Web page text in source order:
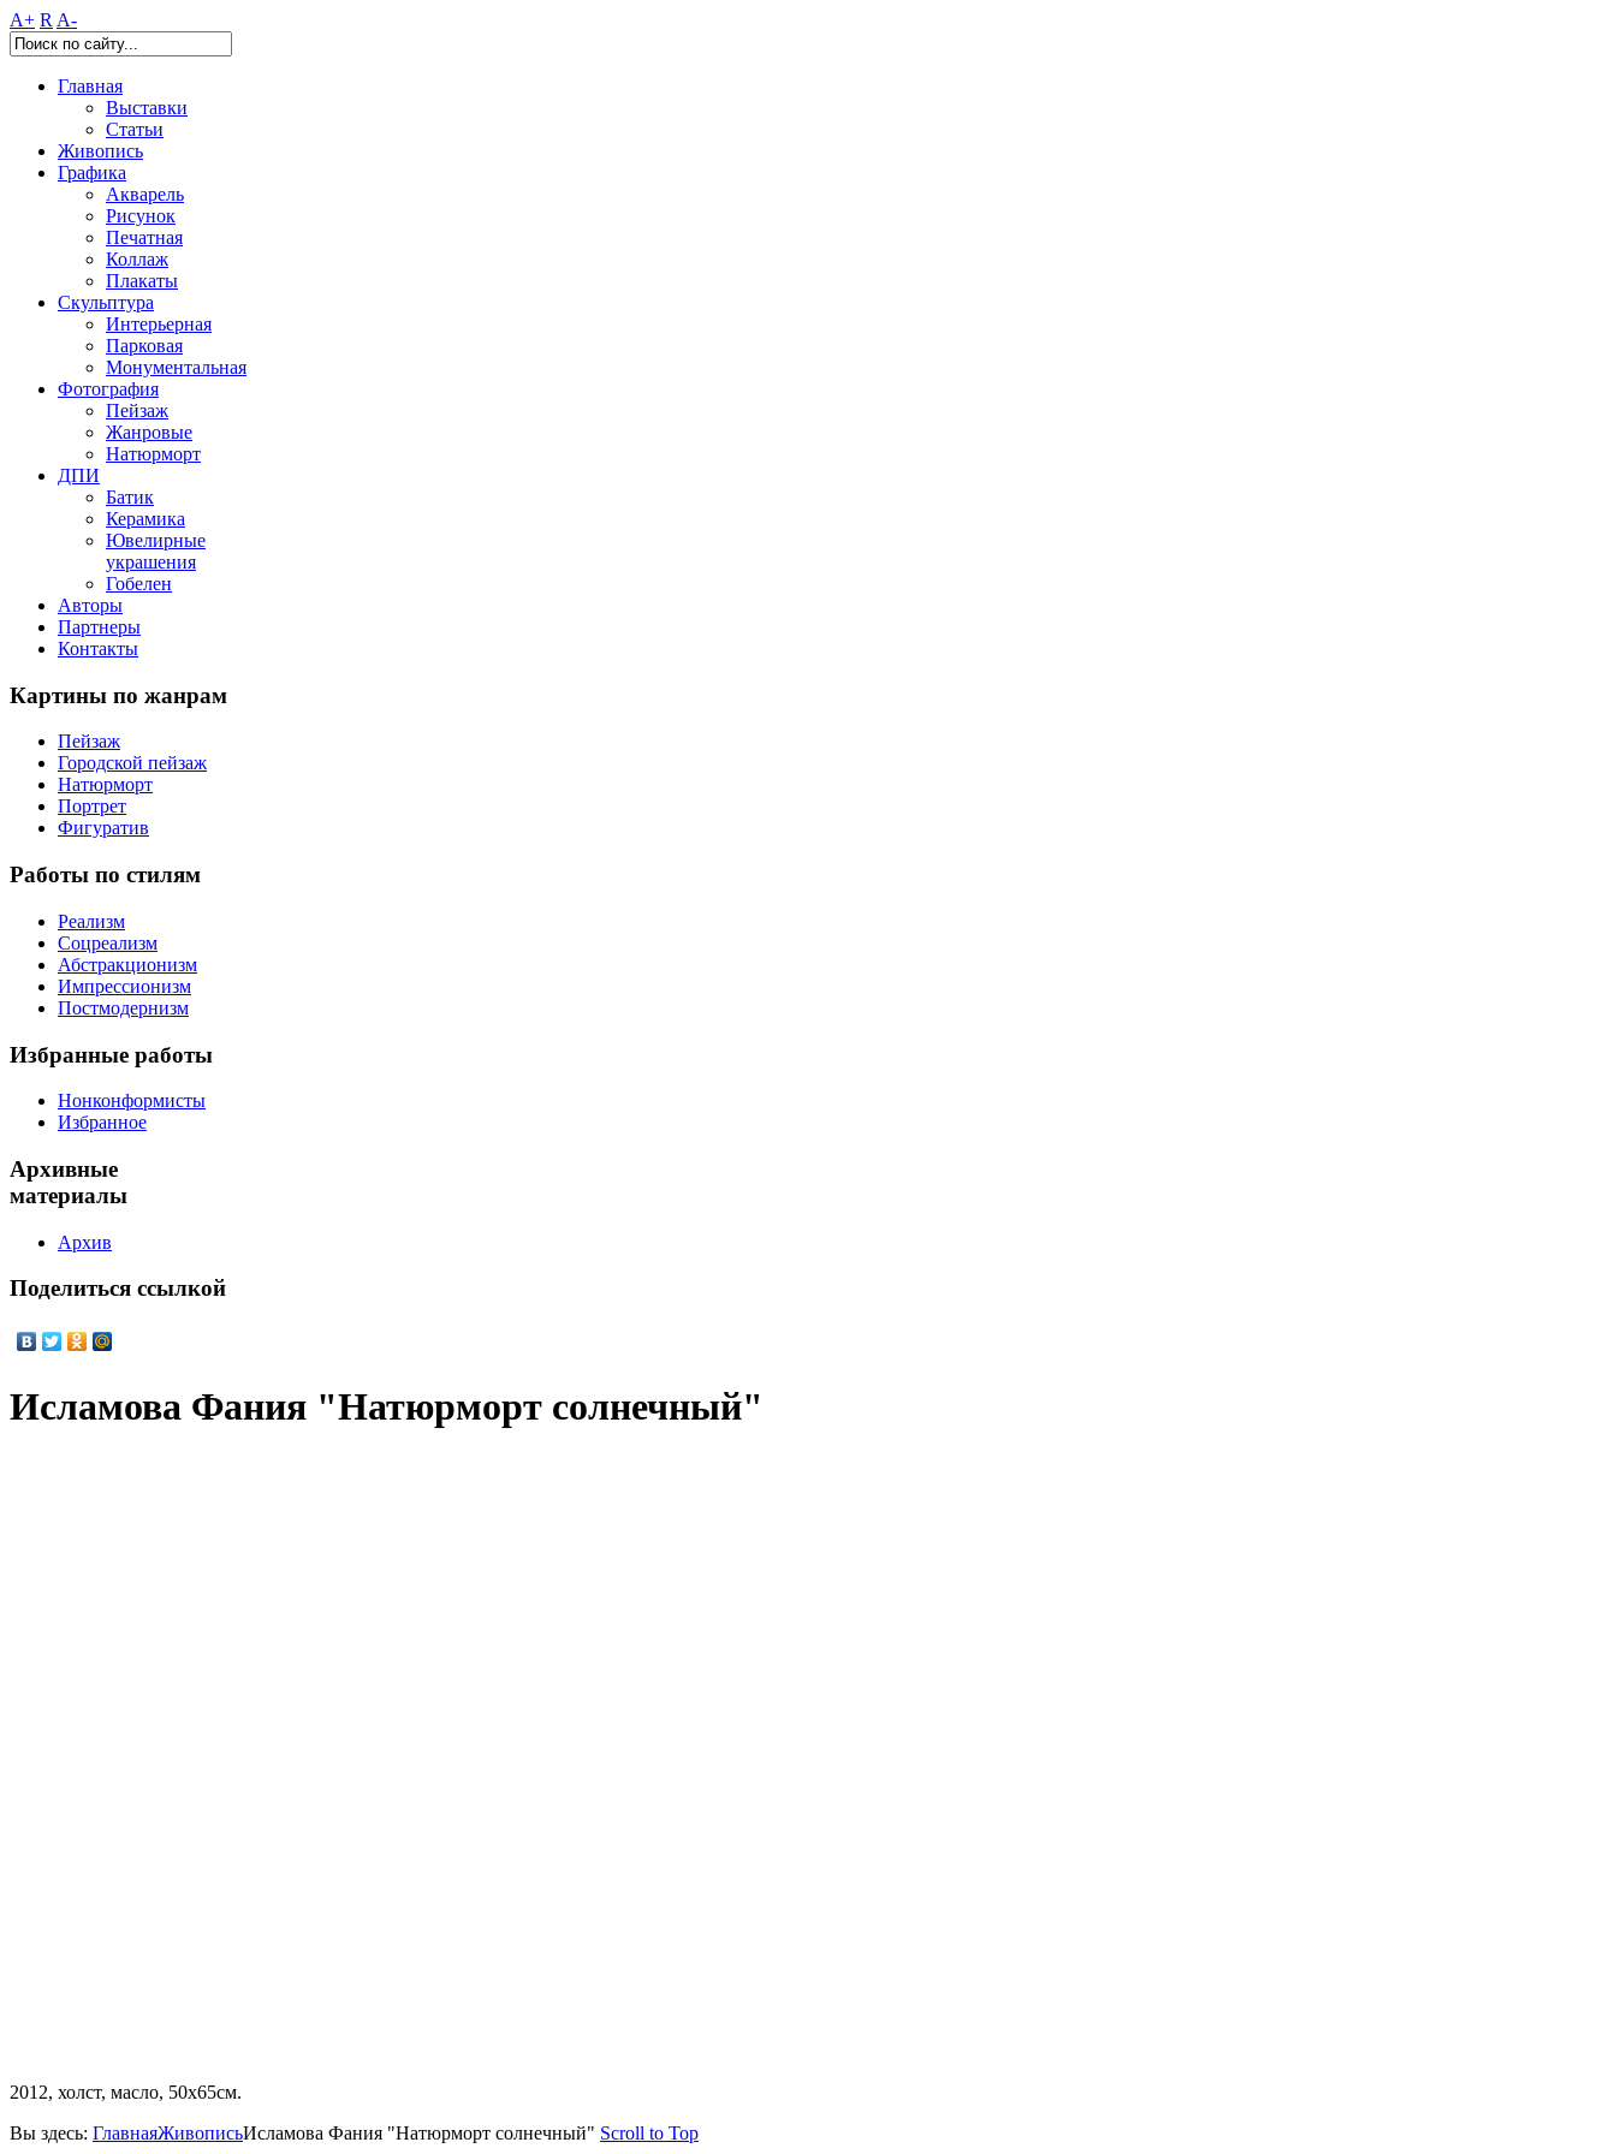
A+ R A-
Главная
Выставки
Статьи
Живопись
Графика
Акварель
Рисунок
Печатная
Коллаж
Плакаты
Скульптура
Интерьерная
Парковая
Монументальная
Фотография
Пейзаж
Жанровые
Натюрморт
ДПИ
Батик
Керамика
Ювелирные
украшения
Гобелен
Авторы
Партнеры
Контакты
Картины по жанрам
Пейзаж
Городской пейзаж
Натюрморт
Портрет
Фигуратив
Работы по стилям
Реализм
Соцреализм
Абстракционизм
Импрессионизм
Постмодернизм
Избранные работы
Нонконформисты
Избранное
Архивные
материалы
Архив
Поделиться ссылкой
Исламова Фания "Натюрморт солнечный"
2012, холст, масло, 50х65см.
Вы здесь: ГлавнаяЖивописьИсламова Фания "Натюрморт солнечный" Scroll to Top